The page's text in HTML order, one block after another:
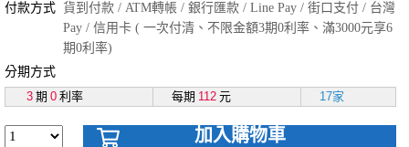
付款方式 貨到付款 / ATM轉帳 / 銀行匯款 / Line Pay / 街口支付 / 台灣
Pay / 信用卡 ( 一次付清、不限金額3期0利率、滿3000元享6
期0利率)
分期方式
3 期 0 利率 每期 112 元 17家
加入購物車